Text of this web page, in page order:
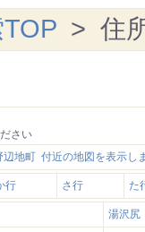
> 住
さい
辺地町 付近の地図を表示し
行 さ行 た
湯沢尻